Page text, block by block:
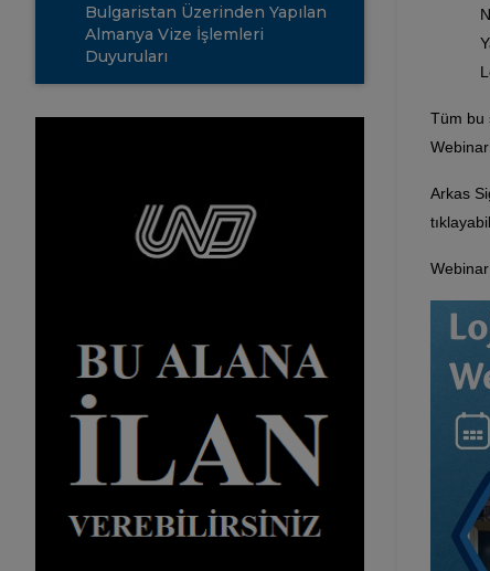
Bulgaristan Üzerinden Yapılan
Almanya Vize İşlemleri
Duyuruları
Tüm bu
Arkas